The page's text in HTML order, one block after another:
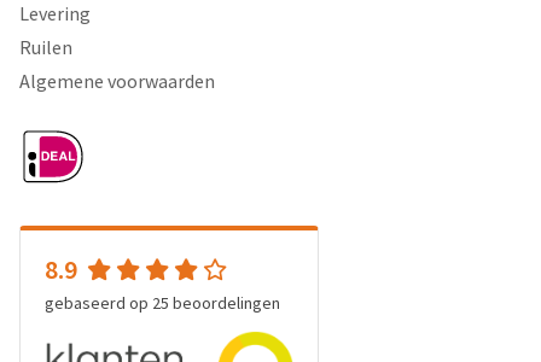
Levering
Ruilen
Algemene voorwaarden
8.9
gebaseerd op 25 beoordelingen